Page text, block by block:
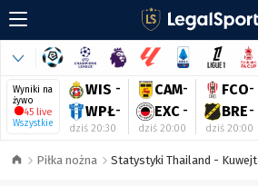
Wyniki na
żywo
45 live
Wszystkie
WIS -
WPŁ-
dziś 20:30
CAM-
EXC -
dziś 20:00
FCO-
BRE-
dziś 20:00
Piłka nożna Statystyki Thailand - Kuwejt